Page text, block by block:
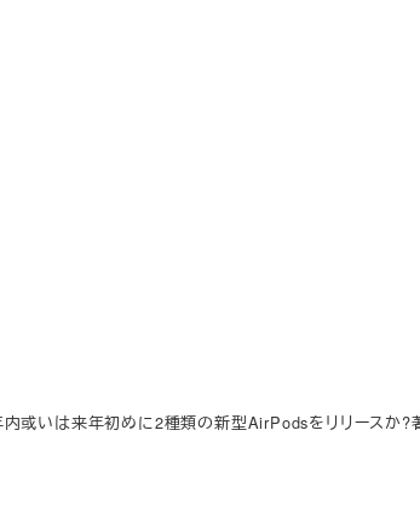
内或いは来年初めに2種類の新型AirPodsをリリースか?